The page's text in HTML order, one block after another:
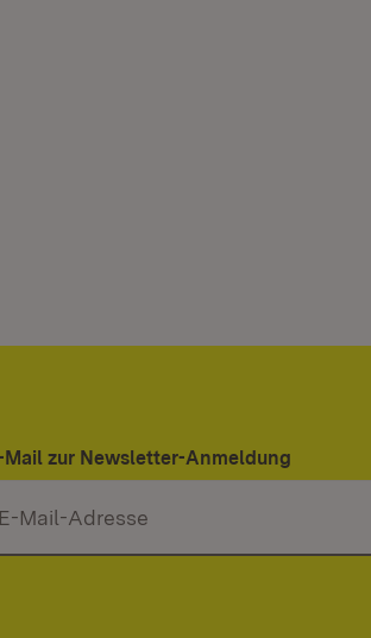
Mail zur Newsletter-Anmeldung